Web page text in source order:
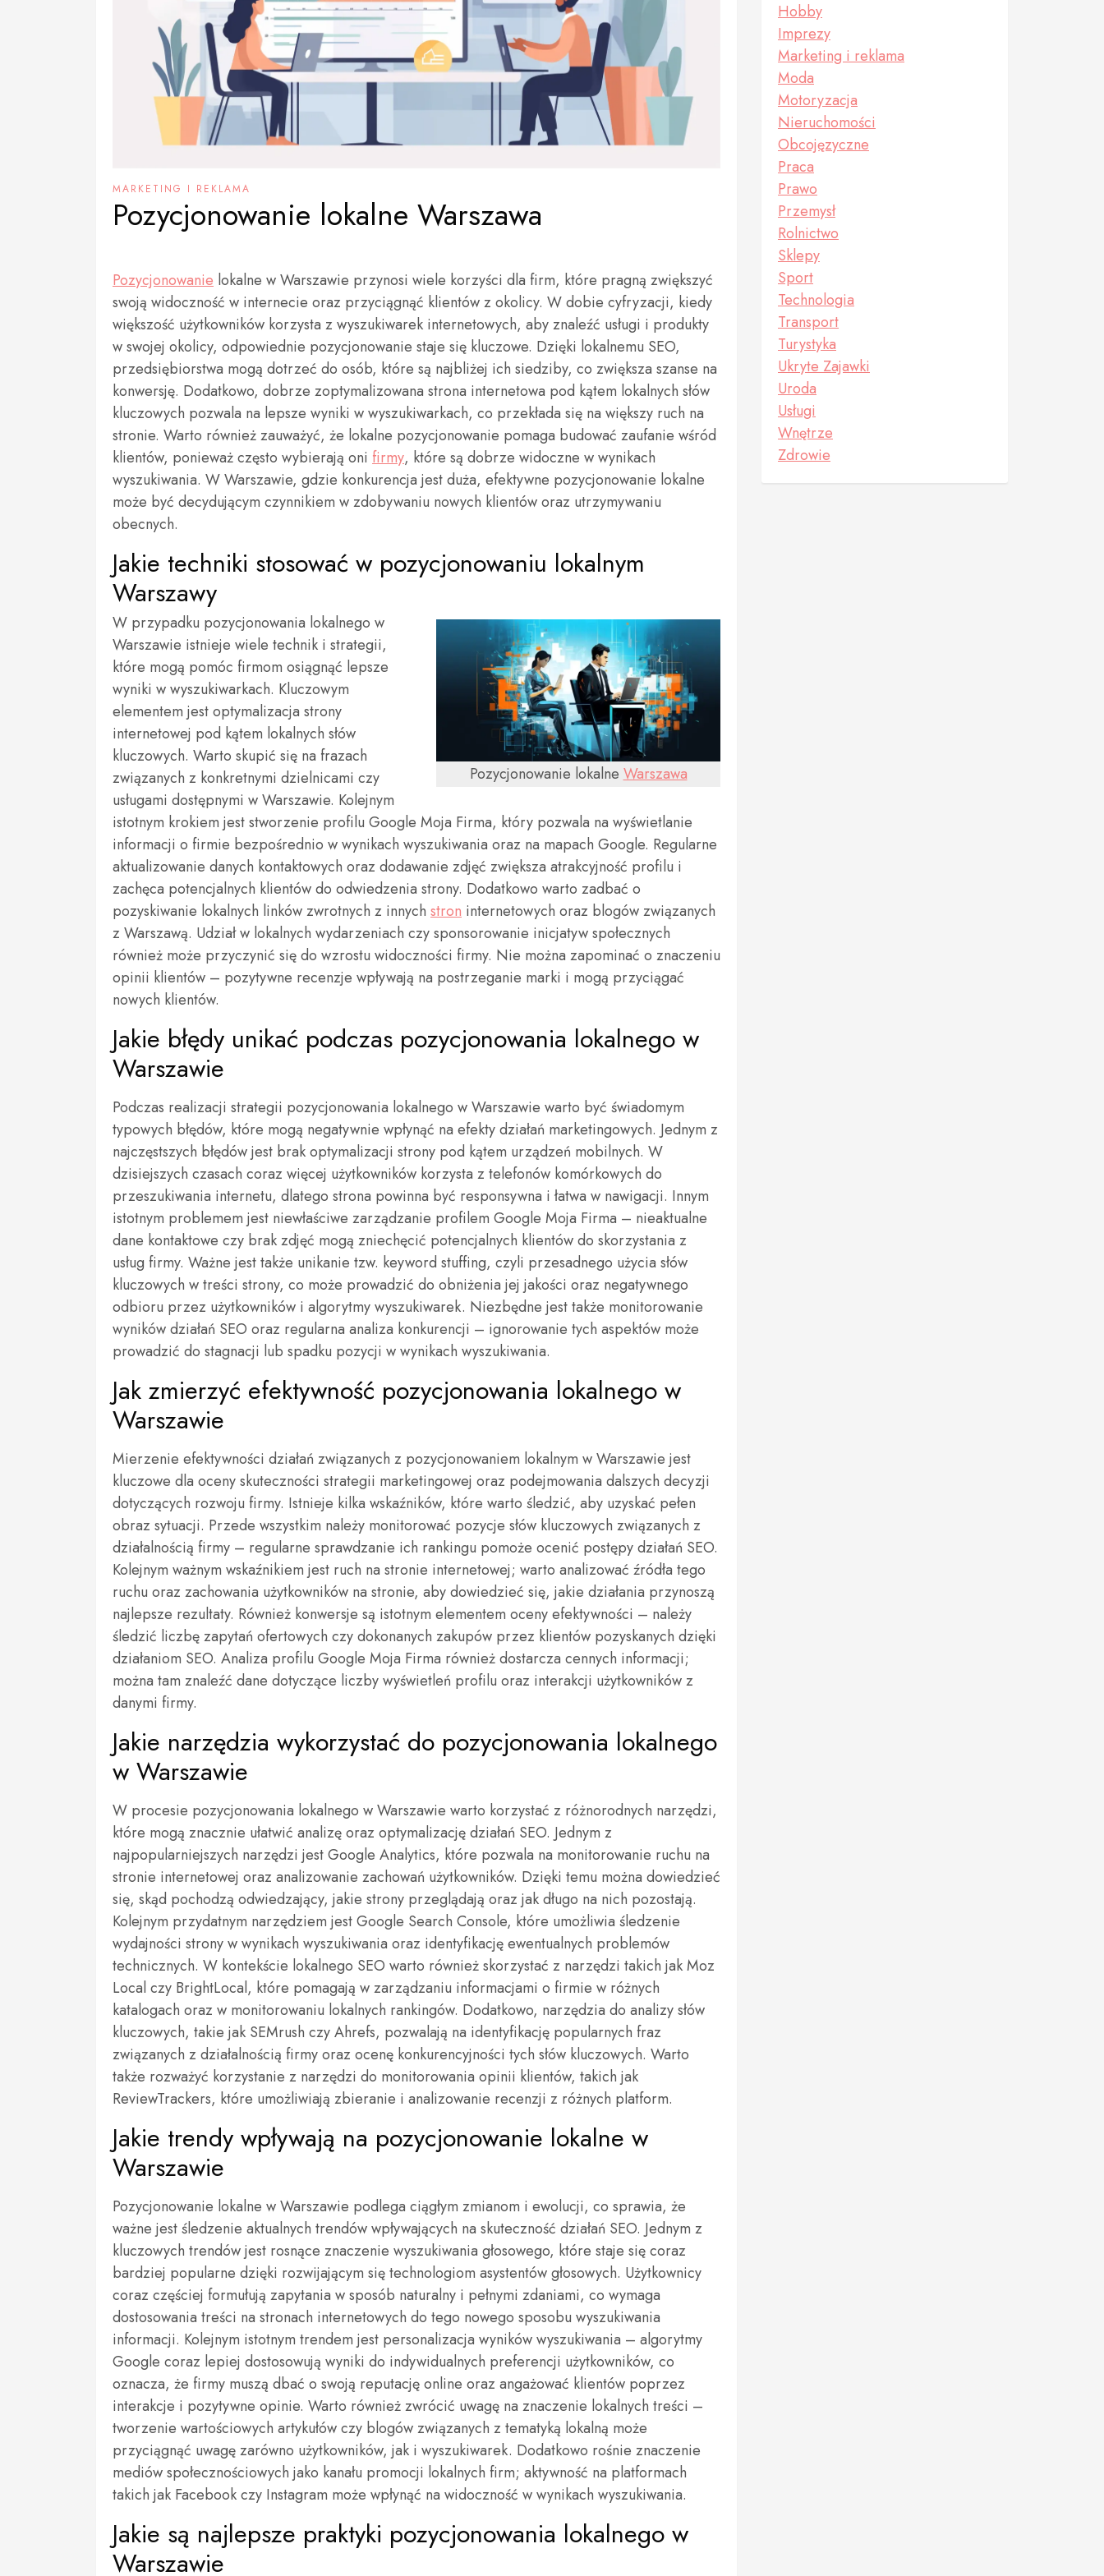
MARKETING I REKLAMA
Pozycjonowanie lokalne Warszawa
Pozycjonowanie lokalne w Warszawie przynosi wiele korzyści dla firm, które pragną zwiększyć
swoją widoczność w internecie oraz przyciągnąć klientów z okolicy. W dobie cyfryzacji, kiedy
większość użytkowników korzysta z wyszukiwarek internetowych, aby znaleźć usługi i produkty
w swojej okolicy, odpowiednie pozycjonowanie staje się kluczowe. Dzięki lokalnemu SEO,
przedsiębiorstwa mogą dotrzeć do osób, które są najbliżej ich siedziby, co zwiększa szanse na
konwersję. Dodatkowo, dobrze zoptymalizowana strona internetowa pod kątem lokalnych słów
kluczowych pozwala na lepsze wyniki w wyszukiwarkach, co przekłada się na większy ruch na
stronie. Warto również zauważyć, że lokalne pozycjonowanie pomaga budować zaufanie wśród
klientów, ponieważ często wybierają oni firmy, które są dobrze widoczne w wynikach
wyszukiwania. W Warszawie, gdzie konkurencja jest duża, efektywne pozycjonowanie lokalne
może być decydującym czynnikiem w zdobywaniu nowych klientów oraz utrzymywaniu
obecnych.
Jakie techniki stosować w pozycjonowaniu lokalnym
Warszawy
Pozycjonowanie lokalne Warszawa
W przypadku pozycjonowania lokalnego w
Warszawie istnieje wiele technik i strategii,
które mogą pomóc firmom osiągnąć lepsze
wyniki w wyszukiwarkach. Kluczowym
elementem jest optymalizacja strony
internetowej pod kątem lokalnych słów
kluczowych. Warto skupić się na frazach
związanych z konkretnymi dzielnicami czy
usługami dostępnymi w Warszawie. Kolejnym
istotnym krokiem jest stworzenie profilu Google Moja Firma, który pozwala na wyświetlanie
informacji o firmie bezpośrednio w wynikach wyszukiwania oraz na mapach Google. Regularne
aktualizowanie danych kontaktowych oraz dodawanie zdjęć zwiększa atrakcyjność profilu i
zachęca potencjalnych klientów do odwiedzenia strony. Dodatkowo warto zadbać o
pozyskiwanie lokalnych linków zwrotnych z innych stron internetowych oraz blogów związanych
z Warszawą. Udział w lokalnych wydarzeniach czy sponsorowanie inicjatyw społecznych
również może przyczynić się do wzrostu widoczności firmy. Nie można zapominać o znaczeniu
opinii klientów – pozytywne recenzje wpływają na postrzeganie marki i mogą przyciągać
nowych klientów.
Jakie błędy unikać podczas pozycjonowania lokalnego w
Warszawie
Podczas realizacji strategii pozycjonowania lokalnego w Warszawie warto być świadomym
typowych błędów, które mogą negatywnie wpłynąć na efekty działań marketingowych. Jednym z
najczęstszych błędów jest brak optymalizacji strony pod kątem urządzeń mobilnych. W
dzisiejszych czasach coraz więcej użytkowników korzysta z telefonów komórkowych do
przeszukiwania internetu, dlatego strona powinna być responsywna i łatwa w nawigacji. Innym
istotnym problemem jest niewłaściwe zarządzanie profilem Google Moja Firma – nieaktualne
dane kontaktowe czy brak zdjęć mogą zniechęcić potencjalnych klientów do skorzystania z
usług firmy. Ważne jest także unikanie tzw. keyword stuffing, czyli przesadnego użycia słów
kluczowych w treści strony, co może prowadzić do obniżenia jej jakości oraz negatywnego
odbioru przez użytkowników i algorytmy wyszukiwarek. Niezbędne jest także monitorowanie
wyników działań SEO oraz regularna analiza konkurencji – ignorowanie tych aspektów może
prowadzić do stagnacji lub spadku pozycji w wynikach wyszukiwania.
Jak zmierzyć efektywność pozycjonowania lokalnego w
Warszawie
Mierzenie efektywności działań związanych z pozycjonowaniem lokalnym w Warszawie jest
kluczowe dla oceny skuteczności strategii marketingowej oraz podejmowania dalszych decyzji
dotyczących rozwoju firmy. Istnieje kilka wskaźników, które warto śledzić, aby uzyskać pełen
obraz sytuacji. Przede wszystkim należy monitorować pozycje słów kluczowych związanych z
działalnością firmy – regularne sprawdzanie ich rankingu pomoże ocenić postępy działań SEO.
Kolejnym ważnym wskaźnikiem jest ruch na stronie internetowej; warto analizować źródła tego
ruchu oraz zachowania użytkowników na stronie, aby dowiedzieć się, jakie działania przynoszą
najlepsze rezultaty. Również konwersje są istotnym elementem oceny efektywności – należy
śledzić liczbę zapytań ofertowych czy dokonanych zakupów przez klientów pozyskanych dzięki
działaniom SEO. Analiza profilu Google Moja Firma również dostarcza cennych informacji;
można tam znaleźć dane dotyczące liczby wyświetleń profilu oraz interakcji użytkowników z
danymi firmy.
Jakie narzędzia wykorzystać do pozycjonowania lokalnego
w Warszawie
W procesie pozycjonowania lokalnego w Warszawie warto korzystać z różnorodnych narzędzi,
które mogą znacznie ułatwić analizę oraz optymalizację działań SEO. Jednym z
najpopularniejszych narzędzi jest Google Analytics, które pozwala na monitorowanie ruchu na
stronie internetowej oraz analizowanie zachowań użytkowników. Dzięki temu można dowiedzieć
się, skąd pochodzą odwiedzający, jakie strony przeglądają oraz jak długo na nich pozostają.
Kolejnym przydatnym narzędziem jest Google Search Console, które umożliwia śledzenie
wydajności strony w wynikach wyszukiwania oraz identyfikację ewentualnych problemów
technicznych. W kontekście lokalnego SEO warto również skorzystać z narzędzi takich jak Moz
Local czy BrightLocal, które pomagają w zarządzaniu informacjami o firmie w różnych
katalogach oraz w monitorowaniu lokalnych rankingów. Dodatkowo, narzędzia do analizy słów
kluczowych, takie jak SEMrush czy Ahrefs, pozwalają na identyfikację popularnych fraz
związanych z działalnością firmy oraz ocenę konkurencyjności tych słów kluczowych. Warto
także rozważyć korzystanie z narzędzi do monitorowania opinii klientów, takich jak
ReviewTrackers, które umożliwiają zbieranie i analizowanie recenzji z różnych platform.
Jakie trendy wpływają na pozycjonowanie lokalne w
Warszawie
Pozycjonowanie lokalne w Warszawie podlega ciągłym zmianom i ewolucji, co sprawia, że
ważne jest śledzenie aktualnych trendów wpływających na skuteczność działań SEO. Jednym z
kluczowych trendów jest rosnące znaczenie wyszukiwania głosowego, które staje się coraz
bardziej popularne dzięki rozwijającym się technologiom asystentów głosowych. Użytkownicy
coraz częściej formułują zapytania w sposób naturalny i pełnymi zdaniami, co wymaga
dostosowania treści na stronach internetowych do tego nowego sposobu wyszukiwania
informacji. Kolejnym istotnym trendem jest personalizacja wyników wyszukiwania – algorytmy
Google coraz lepiej dostosowują wyniki do indywidualnych preferencji użytkowników, co
oznacza, że firmy muszą dbać o swoją reputację online oraz angażować klientów poprzez
interakcje i pozytywne opinie. Warto również zwrócić uwagę na znaczenie lokalnych treści –
tworzenie wartościowych artykułów czy blogów związanych z tematyką lokalną może
przyciągnąć uwagę zarówno użytkowników, jak i wyszukiwarek. Dodatkowo rośnie znaczenie
mediów społecznościowych jako kanału promocji lokalnych firm; aktywność na platformach
takich jak Facebook czy Instagram może wpłynąć na widoczność w wynikach wyszukiwania.
Jakie są najlepsze praktyki pozycjonowania lokalnego w
Warszawie
Hobby
Imprezy
Marketing i reklama
Moda
Motoryzacja
Nieruchomości
Obcojęzyczne
Praca
Prawo
Przemysł
Rolnictwo
Sklepy
Sport
Technologia
Transport
Turystyka
Ukryte Zajawki
Uroda
Usługi
Wnętrze
Zdrowie